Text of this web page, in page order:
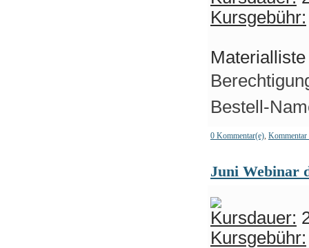
Kursgebühr:
Bestell-
0 Kommentar(e), Kommentar
Juni Webinar
Kursdauer:
Kursgebühr: